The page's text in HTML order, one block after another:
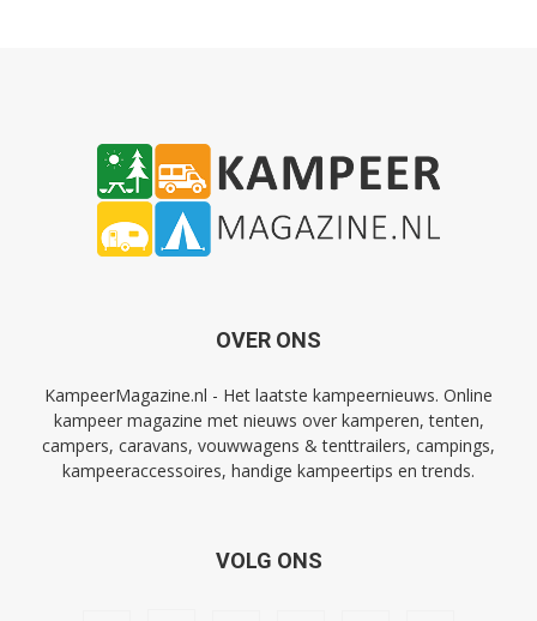
OVER ONS
KampeerMagazine.nl - Het laatste kampeernieuws. Online
kampeer magazine met nieuws over kamperen, tenten,
campers, caravans, vouwwagens & tenttrailers, campings,
kampeeraccessoires, handige kampeertips en trends.
VOLG ONS